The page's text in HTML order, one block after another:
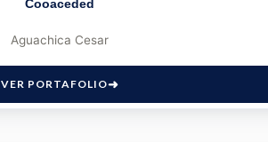
Cooaceded
Aguachica Cesar
VER PORTAFOLIO